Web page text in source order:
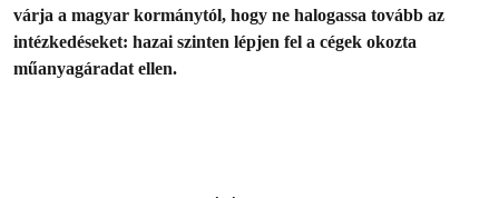
várja a magyar kormánytól, hogy ne halogassa tovább az
intézkedéseket: hazai szinten lépjen fel a cégek okozta
műanyagáradat ellen.